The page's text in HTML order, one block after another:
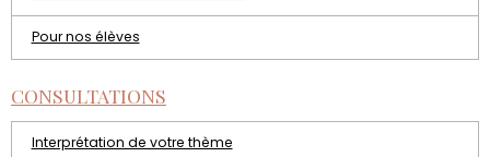
Pour nos élèves
CONSULTATIONS
Interprétation de votre thème